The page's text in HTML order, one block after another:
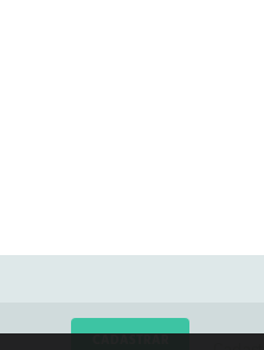
CADASTRAR